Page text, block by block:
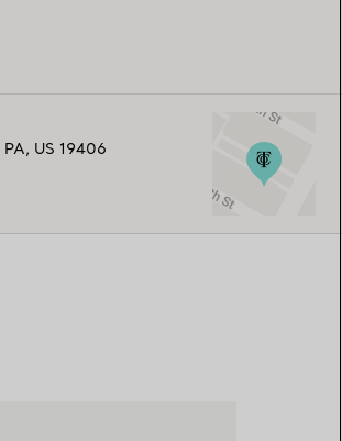
PA, US 19406